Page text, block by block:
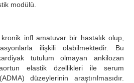
modülü.
infl amatuvar bir hastalık olup,
ilişkili olabilmektedir. Bu
tutulum olmayan ankilozan
elastik özellikleri ile serum
düzeylerinin araştırılmasıdır.